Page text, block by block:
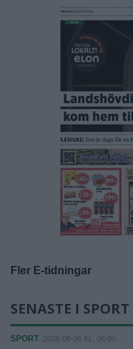
Fler E-tidningar
SENASTE I SPORT
SPORT 2026-08-06 KL. 06:00